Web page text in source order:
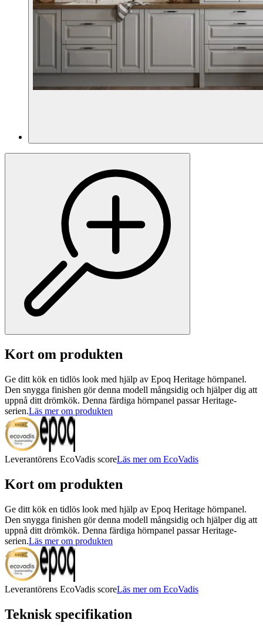
Kort om produkten
Ge ditt kök en tidlös look med hjälp av Epoq Heritage hörnpanel.
Den snygga finishen gör denna modell mångsidig och hjälper dig att
uppnå ditt drömkök. Denna färdiga hörnpanel passar Heritage-
serien.Läs mer om produkten
Leverantörens EcoVadis scoreLäs mer om EcoVadis
Kort om produkten
Ge ditt kök en tidlös look med hjälp av Epoq Heritage hörnpanel.
Den snygga finishen gör denna modell mångsidig och hjälper dig att
uppnå ditt drömkök. Denna färdiga hörnpanel passar Heritage-
serien.Läs mer om produkten
Leverantörens EcoVadis scoreLäs mer om EcoVadis
Teknisk specifikation